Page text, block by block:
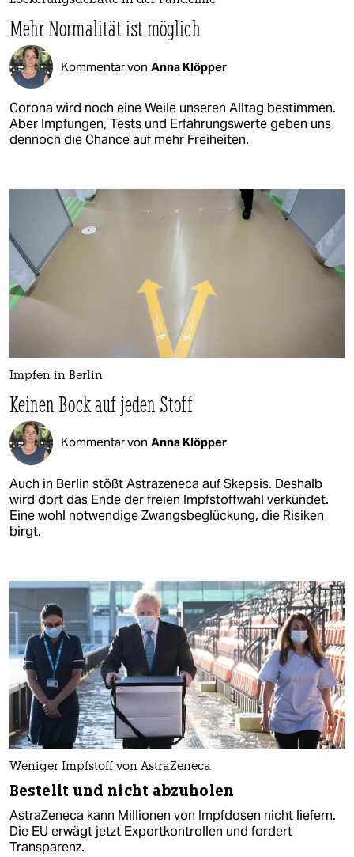
Mehr Normalität ist möglich
Kommentar von Anna Klöpper
Corona wird noch eine Weile unseren Alltag bestimmen.
Aber Impfungen, Tests und Erfahrungswerte geben uns
dennoch die Chance auf mehr Freiheiten.
Impfen in Berlin
Keinen Bock auf jeden Stoff
Kommentar von Anna Klöpper
Auch in Berlin stößt Astrazeneca auf Skepsis. Deshalb
wird dort das Ende der freien Impfstoffwahl verkündet.
Eine wohl notwendige Zwangsbeglückung, die Risiken
birgt.
Weniger Impfstoff von AstraZeneca
Bestellt und nicht abzuholen
AstraZeneca kann Millionen von Impfdosen nicht liefern.
Die EU erwägt jetzt Exportkontrollen und fordert
Transparenz.